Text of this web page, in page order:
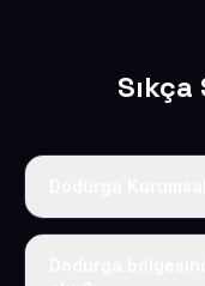
Tek fiyat uygulanır: